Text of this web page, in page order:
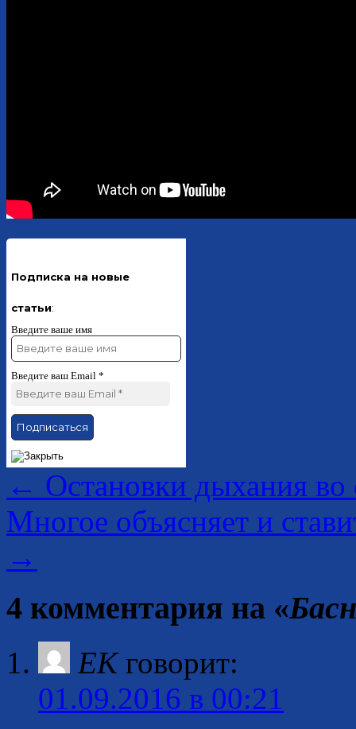
Подписка на новые
статьи:
Введите ваше имя
Введите ваш Email *
← Остановки дыхания во
Многое объясняет и
→
4 комментария на «
ЕК говорит:
01.09.2016 в 00:21